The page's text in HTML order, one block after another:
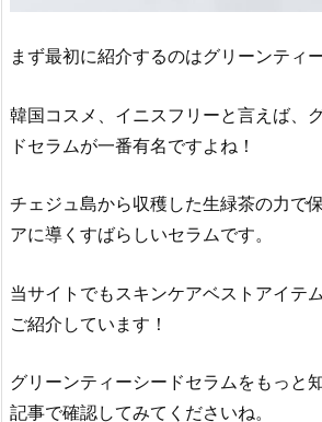
「グ
リ
ー
テ
ィ
シ
ー
ス
キ
2.
3.
まず最初に紹介するのはグリーンティ
韓国コスメ、イニスフリーと言えば、
ドセラムが一番有名ですよね！
チェジュ島から収穫した生緑茶の力で
アに導くすばらしいセラムです。
当サイトでもスキンケアベストアイテ
ご紹介しています！
グリーンティーシードセラムをもっと
記事で確認してみてくださいね。